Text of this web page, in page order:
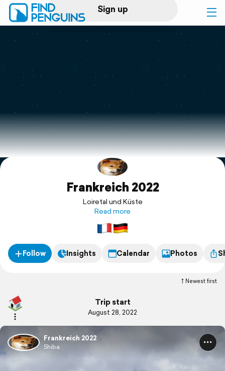
Sign up
Log in
Print a book
Flyover video
Explore
SupportFrankreich 2022
Loiretal und Küste
Read more
Follow Insights Calendar Photos
Newest first
Trip start
August 28, 2022
Frankreich 2022
Shiba